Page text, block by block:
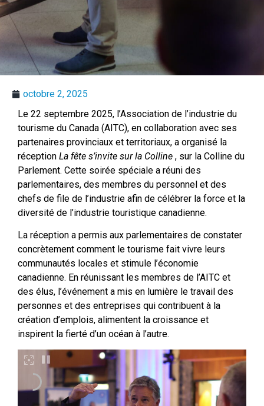
octobre 2, 2025
Le 22 septembre 2025, l’Association de l’industrie du
tourisme du Canada (AITC), en collaboration avec ses
partenaires provinciaux et territoriaux, a organisé la
réception La fête s’invite sur la Colline , sur la Colline du
Parlement. Cette soirée spéciale a réuni des
parlementaires, des membres du personnel et des
chefs de file de l’industrie afin de célébrer la force et la
diversité de l’industrie touristique canadienne.
La réception a permis aux parlementaires de constater
concrètement comment le tourisme fait vivre leurs
communautés locales et stimule l’économie
canadienne. En réunissant les membres de l’AITC et
des élus, l’événement a mis en lumière le travail des
personnes et des entreprises qui contribuent à la
création d’emplois, alimentent la croissance et
inspirent la fierté d’un océan à l’autre.